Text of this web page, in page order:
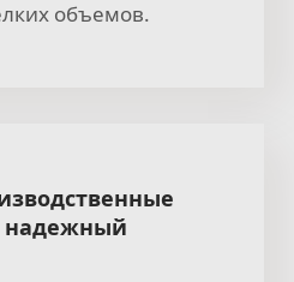
объемов.
надежный